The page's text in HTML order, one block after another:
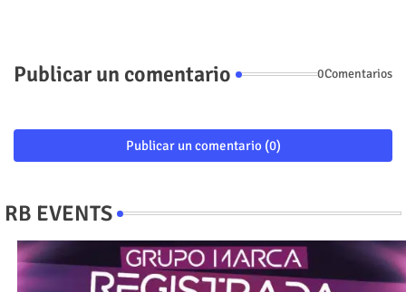
Publicar un comentario 0Comentarios
Publicar un comentario (0)
RB EVENTS